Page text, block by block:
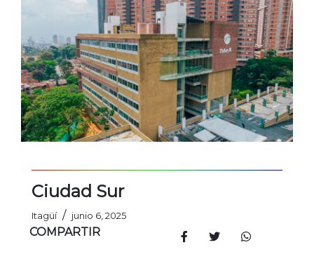
Ciudad Sur
Itagüí / junio 6, 2025
COMPARTIR